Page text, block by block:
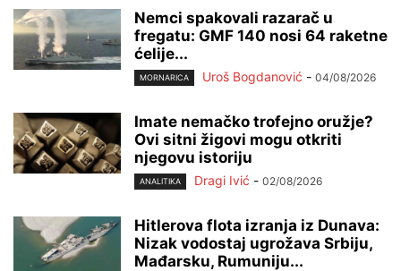
Nemci spakovali razarač u
fregatu: GMF 140 nosi 64 raketne
ćelije...
MORNARICA Uroš Bogdanović - 04/08/2026
Imate nemačko trofejno oružje?
Ovi sitni žigovi mogu otkriti
njegovu istoriju
ANALITIKA Dragi Ivić - 02/08/2026
Hitlerova flota izranja iz Dunava:
Nizak vodostaj ugrožava Srbiju,
Mađarsku, Rumuniju...